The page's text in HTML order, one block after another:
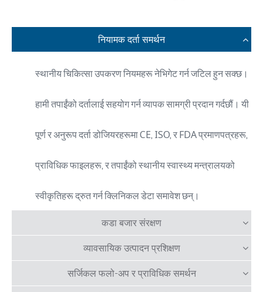
नियामक दर्ता समर्थन
स्थानीय चिकित्सा उपकरण नियमहरू नेभिगेट गर्न जटिल हुन सक्छ।
हामी तपाईंको दर्तालाई सहयोग गर्न व्यापक सामग्री प्रदान गर्दछौं। यी
पूर्ण र अनुरूप दर्ता डोजियरहरूमा CE, ISO, र FDA प्रमाणपत्रहरू,
प्राविधिक फाइलहरू, र तपाईंको स्थानीय स्वास्थ्य मन्त्रालयको
स्वीकृतिहरू द्रुत गर्न क्लिनिकल डेटा समावेश छन्।
कडा बजार संरक्षण
व्यावसायिक उत्पादन प्रशिक्षण
सर्जिकल फलो-अप र प्राविधिक समर्थन